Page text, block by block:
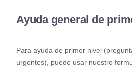
Ayuda general de
Para ayuda de primer nivel
urgentes), puede usar nuestro